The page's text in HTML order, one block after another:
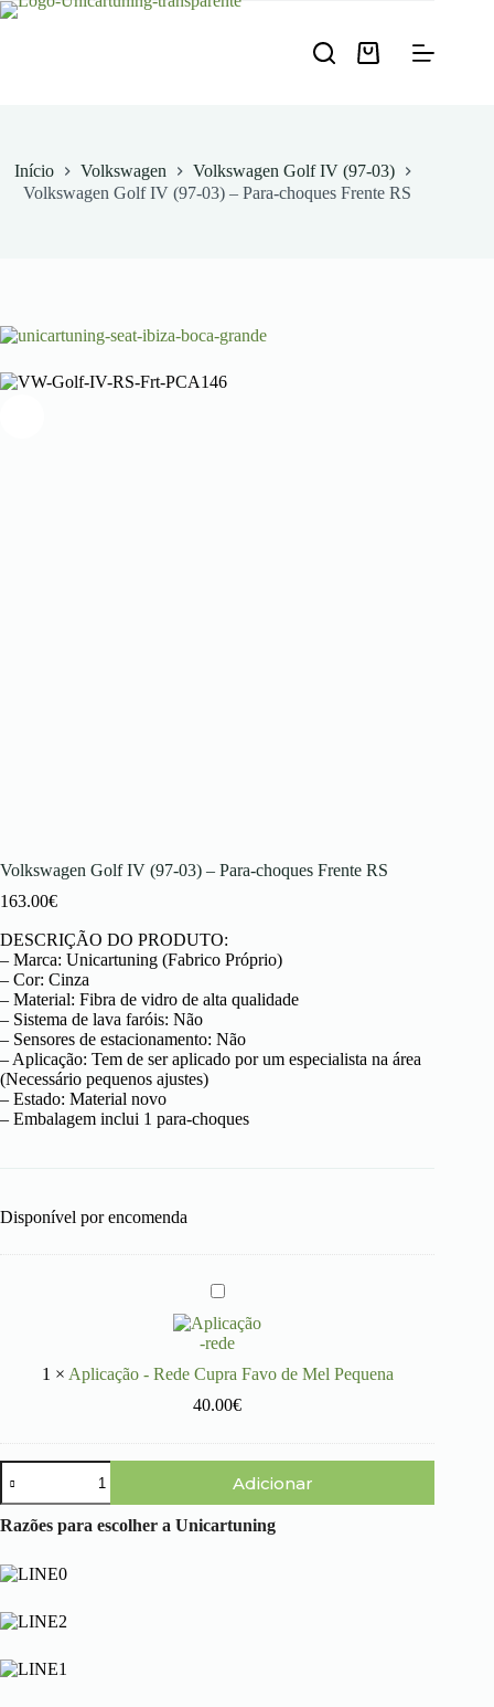
Pular
Carrinho
Início Volkswagen
Volkswagen Golf IV (97-03)
Volkswagen Golf IV (97-03) – Para-choques Frente RS
Volkswagen Golf IV (97-03) – Para-choques Frente RS
163.00€
DESCRIÇÃO DO PRODUTO:
– Marca: Unicartuning (Fabrico Próprio)
– Cor: Cinza
– Material: Fibra de vidro de alta qualidade
– Sistema de lava faróis: Não
– Sensores de estacionamento: Não
– Aplicação: Tem de ser aplicado por um especialista na área
(Necessário pequenos ajustes)
– Estado: Material novo
– Embalagem inclui 1 para-choques
Disponível por encomenda
A
l
i
c
a
ç
-
e
1 × Aplicação - Rede Cupra Favo de Mel Pequena
40.00€
Quantidade
de
Volkswagen
Golf
(97-
03)
Para-
Frente
RS
Adicionar
Razões para escolher a Unicartuning